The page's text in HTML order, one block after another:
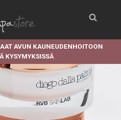
AVUN KAUNEUDENHOITOON
KYSYMYKSISSÄ